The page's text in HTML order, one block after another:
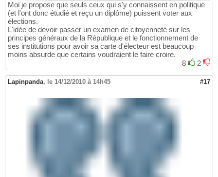
Moi je propose que seuls ceux qui s'y connaissent en politique
(et l'ont donc étudié et reçu un diplôme) puissent voter aux
élections.
L'idée de devoir passer un examen de citoyenneté sur les
principes généraux de la République et le fonctionnement de
ses institutions pour avoir sa carte d'électeur est beaucoup
moins absurde que certains voudraient le faire croire.
8
2
Lapinpanda, le 14/12/2010 à 14h45 #17